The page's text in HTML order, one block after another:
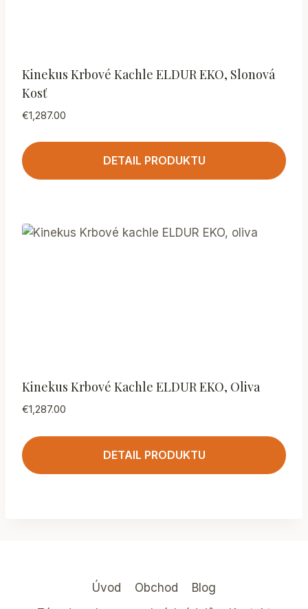
Kinekus Krbové Kachle ELDUR EKO, Slonová
Kosť
€1,287.00
DETAIL PRODUKTU
Kinekus Krbové Kachle ELDUR EKO, Oliva
€1,287.00
DETAIL PRODUKTU
Úvod Obchod
Blog